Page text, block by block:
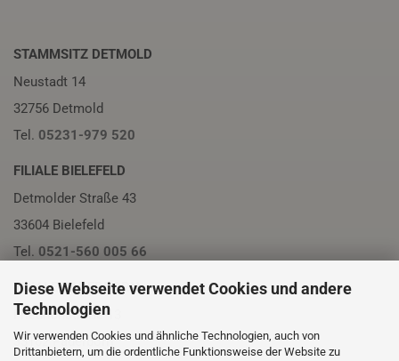
Diese Webseite verwendet Cookies und andere
Technologien
Wir verwenden Cookies und ähnliche Technologien, auch von
Drittanbietern, um die ordentliche Funktionsweise der Website zu
STAMMSITZ DETMOLD
Neustadt 14
32756 Detmold
Tel. 05231-979 520
FILIALE BIELEFELD
Detmolder Straße 43
33604 Bielefeld
Tel. 0521-560 005 66
FILIALE PADERBORN
Friedrichstraße 13
33102 Paderborn